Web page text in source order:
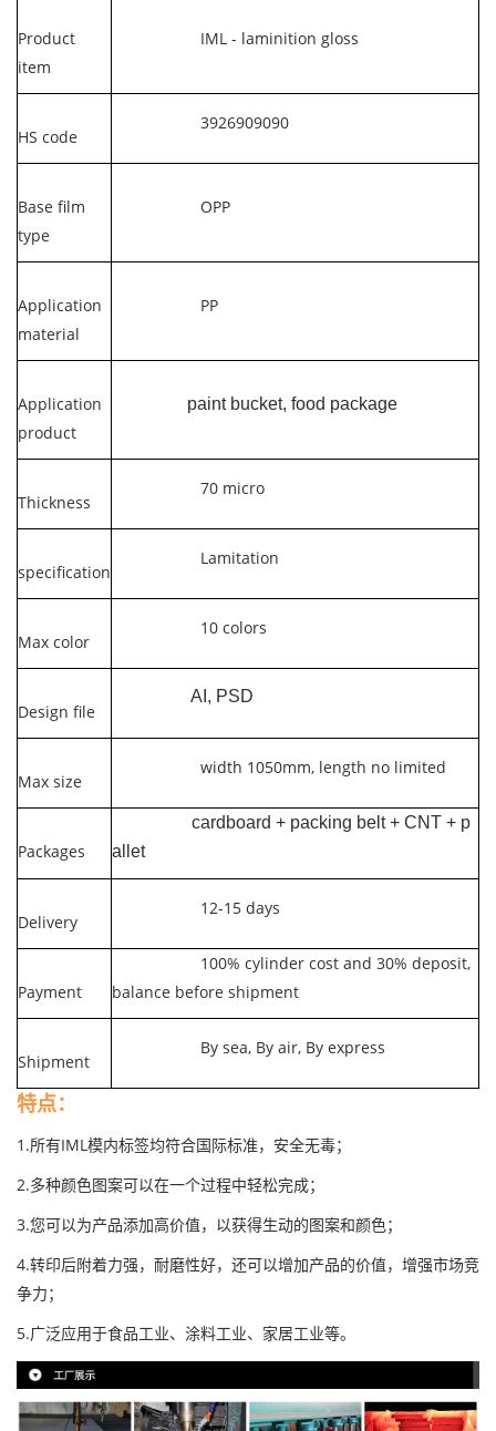
Product
item
IML - laminition gloss
HS code
3926909090
Base film
type
OPP
Application
material
PP
Application
product
paint bucket, food package
Thickness
70 micro
specification
Lamitation
Max color
10 colors
Design file
AI, PSD
Max size
width 1050mm, length no limited
Packages
cardboard + packing belt + CNT + p
allet
Delivery
12-15 days
Payment
100% cylinder cost and 30% deposit,
balance before shipment
Shipment
By sea, By air, By express
特点：
1.所有IML模内标签均符合国际标准，安全无毒；
2.多种颜色图案可以在一个过程中轻松完成；
3.您可以为产品添加高价值，以获得生动的图案和颜色；
4.转印后附着力强，耐磨性好，还可以增加产品的价值，增强市场竞
争力；
5.广泛应用于食品工业、涂料工业、家居工业等。